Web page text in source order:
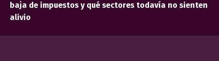
baja de impuestos y qué sectores todavía no sienten
alivio